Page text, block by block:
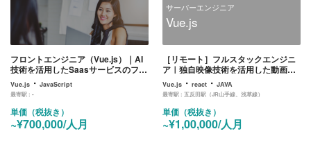
フロントエンジニア（Vue.js）｜AI
技術を活用したSaasサービスのフロ
ント開発業務
Vue.js ・ JavaScript
最寄駅 : -
単価（税抜き）
~¥700,000/人月
サーバーエンジニア
Vue.js
［リモート］フルスタックエンジニ
ア｜独自映像技術を活用した動画プ
レイヤー(Web)の開発
Vue.js ・react ・JAVA
最寄駅 : 五反田駅（JR山手線、浅草線）
単価（税抜き）
~¥1,00,000/人月